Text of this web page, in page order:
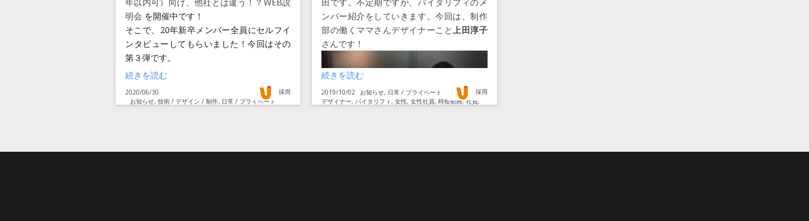
明会 を開催中です！
そこで、20年新卒メンバー全員にセルフイ
ンタビューしてもらいました！今回はその
第３弾です。
“就活のコツは「挫折と妥協しないココロ」です。 〜20年新卒メンバーインタビュー第３弾〜” の
続きを読む
稿
採用
投
日:
2020/06/30
カ
テ
お知らせ, 技術 / デザイン / 制作, 日常 / プライベート
ンバー紹介をしていきます。今回は、制作
部の働くママさんデザイナーこと上田淳子
さんです！
“人を大切にするバイタリフィだからできるたった一人の時短勤務のデザイナー” の
続きを読む
稿
採用
投
稿
日:
2019/10/02 カ
テ
ゴ
お知らせ, 日常 / プライベート
タ
グ
デザイナー,バイタリフィ,女性,女性社員,時短勤務,社員,
社員インタビュー,社員紹介